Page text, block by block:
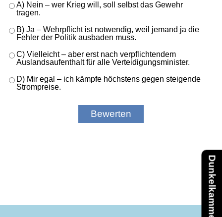
A) Nein – wer Krieg will, soll selbst das Gewehr
tragen.
B) Ja – Wehrpflicht ist notwendig, weil jemand ja die
Fehler der Politik ausbaden muss.
C) Vielleicht – aber erst nach verpflichtendem
Auslandsaufenthalt für alle Verteidigungsminister.
D) Mir egal – ich kämpfe höchstens gegen steigende
Strompreise.
Dunkelkammer